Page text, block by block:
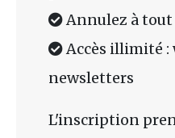
Annulez à
Accès illimité :
newsletters
L'inscription